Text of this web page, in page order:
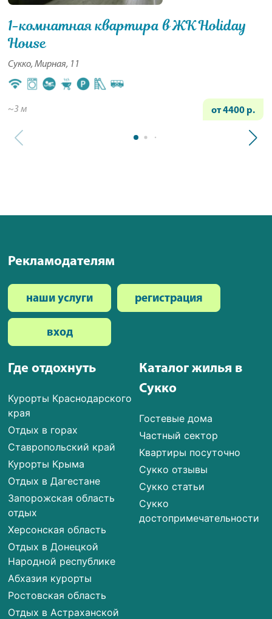
1-комнатная квартира в ЖК Holiday
House
Сукко, Мирная, 11
~3 м от 4400 р.
Где отдохнуть
Курорты Краснодарского
края
Отдых в горах
Ставропольский край
Курорты Крыма
Отдых в Дагестане
Запорожская область
отдых
Херсонская область
Отдых в Донецкой
Народной республике
Абхазия курорты
Ростовская область
Отдых в Астраханской
Каталог жилья в
Сукко
Гостевые дома
Частный сектор
Квартиры посуточно
Сукко отзывы
Сукко статьи
Сукко
достопримечательности
Рекламодателям
наши услуги регистрация
вход